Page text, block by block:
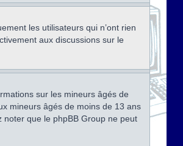
les utilisateurs qui n’ont rien
aux discussions sur le
sur les mineurs âgés de
mineurs âgés de moins de 13 ans
que le phpBB Group ne peut